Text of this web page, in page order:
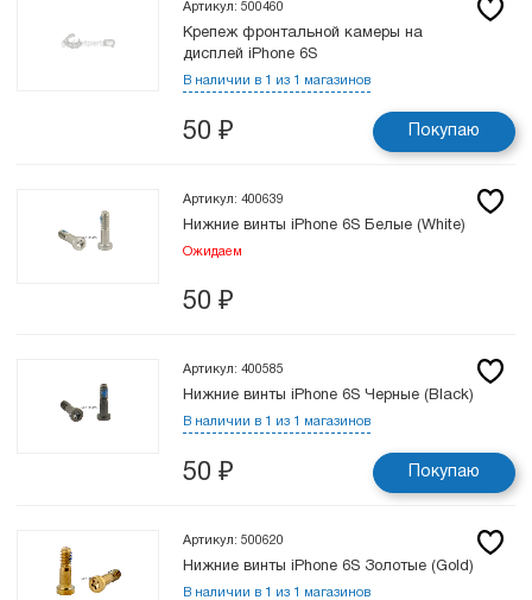
Артикул: 500460
Крепеж фронтальной камеры на
дисплей iPhone 6S
В наличии в 1 из 1 магазинов
50 ₽ Покупаю
Артикул: 400639
Нижние винты iPhone 6S Белые (White)
Ожидаем
50 ₽
Артикул: 400585
Нижние винты iPhone 6S Черные (Black)
В наличии в 1 из 1 магазинов
50 ₽ Покупаю
Артикул: 500620
Нижние винты iPhone 6S Золотые (Gold)
В наличии в 1 из 1 магазинов